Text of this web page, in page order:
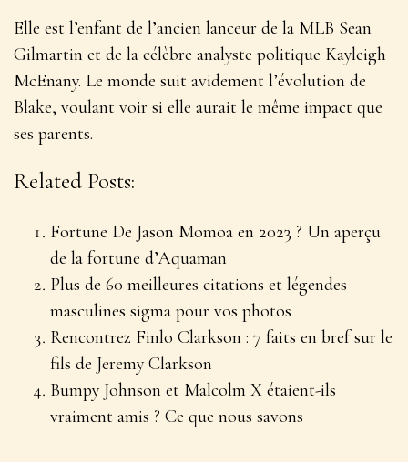
Elle est l’enfant de l’ancien lanceur de la MLB Sean
Gilmartin et de la célèbre analyste politique Kayleigh
McEnany. Le monde suit avidement l’évolution de
Blake, voulant voir si elle aurait le même impact que
ses parents.
Related Posts:
Fortune De Jason Momoa en 2023 ? Un aperçu
de la fortune d’Aquaman
Plus de 60 meilleures citations et légendes
masculines sigma pour vos photos
Rencontrez Finlo Clarkson : 7 faits en bref sur le
fils de Jeremy Clarkson
Bumpy Johnson et Malcolm X étaient-ils
vraiment amis ? Ce que nous savons